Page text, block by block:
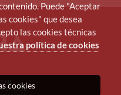
Puede "Aceptar
cookies" que desea
las cookies técnicas
política de cookies
cookies